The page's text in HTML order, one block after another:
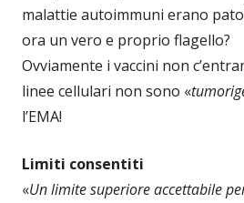
malattie autoimmuni erano
ora un vero e proprio flagello?
Ovviamente i vaccini non
linee cellulari non sono «
l’EMA!
Limiti consentiti
«Un limite superiore accettabile